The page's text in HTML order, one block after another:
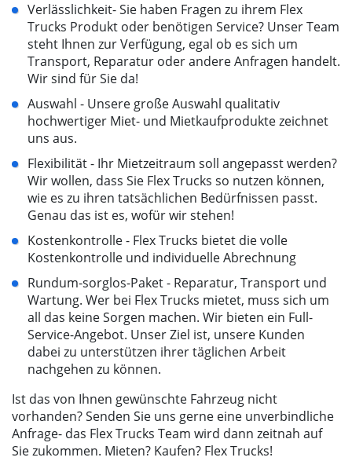
Verlässlichkeit- Sie haben Fragen zu ihrem Flex
Trucks Produkt oder benötigen Service? Unser Team
steht Ihnen zur Verfügung, egal ob es sich um
Transport, Reparatur oder andere Anfragen handelt.
Wir sind für Sie da!
Auswahl - Unsere große Auswahl qualitativ
hochwertiger Miet- und Mietkaufprodukte zeichnet
uns aus.
Flexibilität - Ihr Mietzeitraum soll angepasst werden?
Wir wollen, dass Sie Flex Trucks so nutzen können,
wie es zu ihren tatsächlichen Bedürfnissen passt.
Genau das ist es, wofür wir stehen!
Kostenkontrolle - Flex Trucks bietet die volle
Kostenkontrolle und individuelle Abrechnung
Rundum-sorglos-Paket - Reparatur, Transport und
Wartung. Wer bei Flex Trucks mietet, muss sich um
all das keine Sorgen machen. Wir bieten ein Full-
Service-Angebot. Unser Ziel ist, unsere Kunden
dabei zu unterstützen ihrer täglichen Arbeit
nachgehen zu können.
Ist das von Ihnen gewünschte Fahrzeug nicht
vorhanden? Senden Sie uns gerne eine unverbindliche
Anfrage- das Flex Trucks Team wird dann zeitnah auf
Sie zukommen. Mieten? Kaufen? Flex Trucks!